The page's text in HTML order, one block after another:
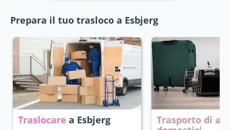
Prepara il tuo trasloco a Esbjerg
Traslocare a Esbjerg
Trasporto di